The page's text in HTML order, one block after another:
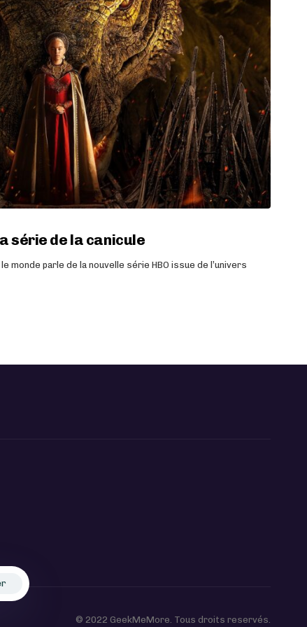
série de la canicule
monde parle de la nouvelle série HBO issue de l’univers
© 2022 GeekMeMore. Tous droits reservés.